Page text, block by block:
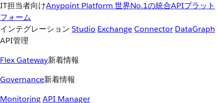
IT担当者向けAnypoint Platform 世界No.1の統合APIプラット
フォーム
インテグレーション Studio ExchangeConnector DataGraph
API管理
Flex Gateway新着情報
Governance新着情報
MonitoringAPI Manager